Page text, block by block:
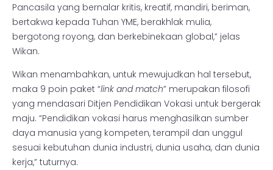
Pancasila yang bernalar kritis, kreatif, mandiri, beriman,
bertakwa kepada Tuhan YME, berakhlak mulia,
bergotong royong, dan berkebinekaan global,” jelas
Wikan.
Wikan menambahkan, untuk mewujudkan hal tersebut,
maka 9 poin paket “link and match” merupakan filosofi
yang mendasari Ditjen Pendidikan Vokasi untuk bergerak
maju. “Pendidikan vokasi harus menghasilkan sumber
daya manusia yang kompeten, terampil dan unggul
sesuai kebutuhan dunia industri, dunia usaha, dan dunia
kerja,” tuturnya.